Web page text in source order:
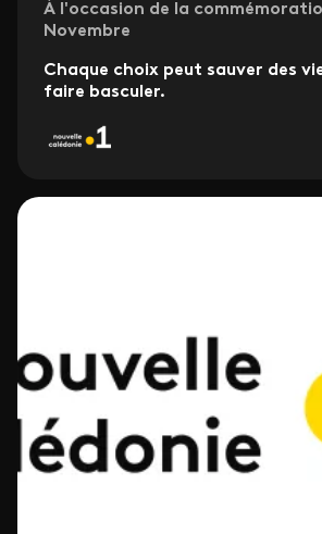
À l'occasion de la
Novembre
Chaque choix peut sauver des
faire basculer.